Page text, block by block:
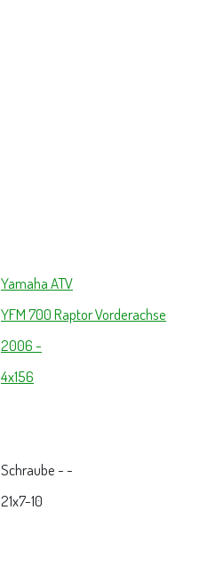
Yamaha ATV
YFM 700 Raptor Vorderachse
2006 -
4x156
Schraube - -
21x7-10